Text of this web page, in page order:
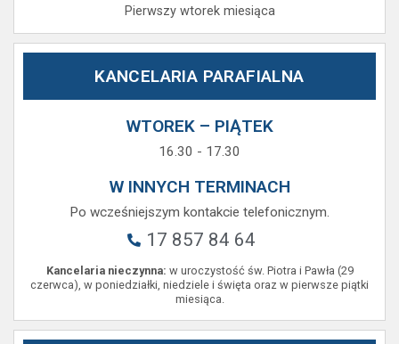
Pierwszy wtorek miesiąca
KANCELARIA PARAFIALNA
WTOREK – PIĄTEK
16.30 - 17.30
W INNYCH TERMINACH
Po wcześniejszym kontakcie telefonicznym.
17 857 84 64
Kancelaria nieczynna: w uroczystość św. Piotra i Pawła (29
czerwca), w poniedziałki, niedziele i święta oraz w pierwsze piątki
miesiąca.